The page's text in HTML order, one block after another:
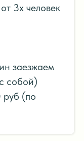
3х человек
заезжаем
собой)
руб (по